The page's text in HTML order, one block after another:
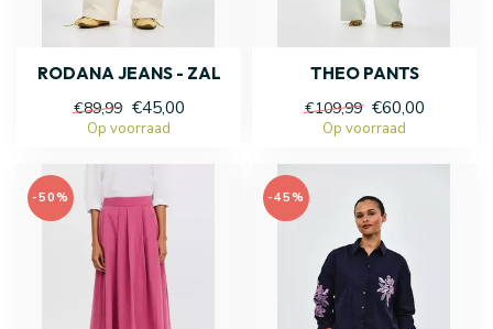
RODANA JEANS - ZAL
€89,99 €45,00
Op voorraad
THEO PANTS
€109,99 €60,00
Op voorraad
-50% -45%